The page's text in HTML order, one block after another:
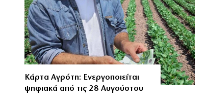
Κάρτα Αγρότη: Ενεργοποιείται
ψηφιακά από τις 28 Αυγούστου